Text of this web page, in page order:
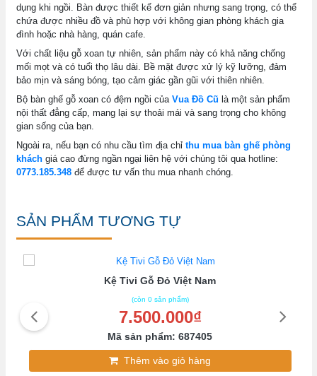
dụng khi ngồi. Bàn được thiết kế đơn giản nhưng sang trọng, có thể
chứa được nhiều đồ và phù hợp với không gian phòng khách gia
đình hoặc nhà hàng, quán cafe.
Với chất liệu gỗ xoan tự nhiên, sản phẩm này có khả năng chống
mối mọt và có tuổi thọ lâu dài. Bề mặt được xử lý kỹ lưỡng, đảm
bảo mịn và sáng bóng, tạo cảm giác gần gũi với thiên nhiên.
Bộ bàn ghế gỗ xoan có đệm ngồi của Vua Đồ Cũ là một sản phẩm
nội thất đẳng cấp, mang lại sự thoải mái và sang trọng cho không
gian sống của bạn.
Ngoài ra, nếu bạn có nhu cầu tìm địa chỉ thu mua bàn ghế phòng
khách giá cao đừng ngần ngại liên hệ với chúng tôi qua hotline:
0773.185.348 để được tư vấn thu mua nhanh chóng.
SẢN PHẨM TƯƠNG TỰ
Kệ Tivi Gỗ Đỏ Việt Nam
(còn 0 sản phẩm)
7.500.000₫
Mã sản phẩm: 687405
Thêm vào giỏ hàng